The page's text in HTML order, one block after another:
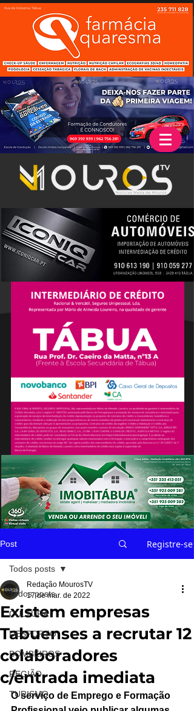
Post Registre-se
Todos posts
CULTURA
DESPORTO
BOMBEIROS
REGIÃO
TURISMO
Todos posts
Existem empresas
Tabuenses a recrutar 12
colaboradores
c/entrada imediata
Redação MourosTV
17 de mar. de 2022
O serviço de Emprego e Formação